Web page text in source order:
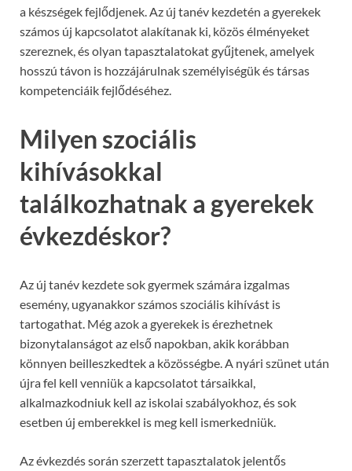
a készségek fejlődjenek. Az új tanév kezdetén a gyerekek
számos új kapcsolatot alakítanak ki, közös élményeket
szereznek, és olyan tapasztalatokat gyűjtenek, amelyek
hosszú távon is hozzájárulnak személyiségük és társas
kompetenciáik fejlődéséhez.
Milyen szociális
kihívásokkal
találkozhatnak a gyerekek
évkezdéskor?
Az új tanév kezdete sok gyermek számára izgalmas
esemény, ugyanakkor számos szociális kihívást is
tartogathat. Még azok a gyerekek is érezhetnek
bizonytalanságot az első napokban, akik korábban
könnyen beilleszkedtek a közösségbe. A nyári szünet után
újra fel kell venniük a kapcsolatot társaikkal,
alkalmazkodniuk kell az iskolai szabályokhoz, és sok
esetben új emberekkel is meg kell ismerkedniük.
Az évkezdés során szerzett tapasztalatok jelentős